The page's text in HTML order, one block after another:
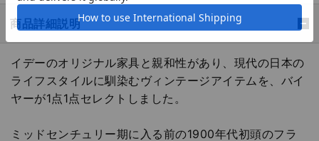
商品詳細説明
イデーのオリジナル家具と親和性があり、現代の日本の
ライフスタイルに馴染むヴィンテージアイテムを、バイ
ヤーが1点1点セレクトしました。
ミッドセンチュリー期に入る前の1900年代初頭のフラ